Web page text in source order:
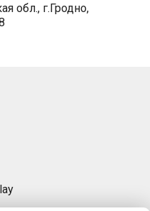
обл., г.Гродно,